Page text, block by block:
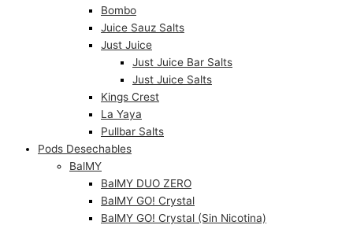
Bombo
Juice Sauz Salts
Just Juice
Just Juice Bar Salts
Just Juice Salts
Kings Crest
La Yaya
Pullbar Salts
Pods Desechables
BalMY
BalMY DUO ZERO
BalMY GO! Crystal
BalMY GO! Crystal (Sin Nicotina)